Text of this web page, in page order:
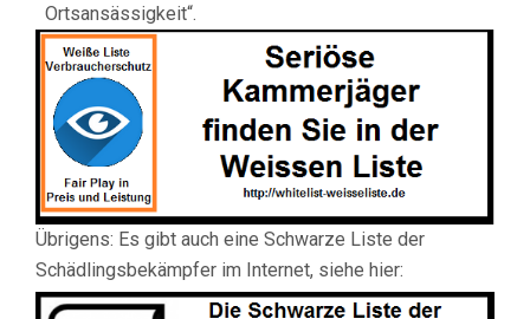
Ortsansässigkeit“.
Übrigens: Es gibt auch eine Schwarze Liste der
Schädlingsbekämpfer im Internet, siehe hier: